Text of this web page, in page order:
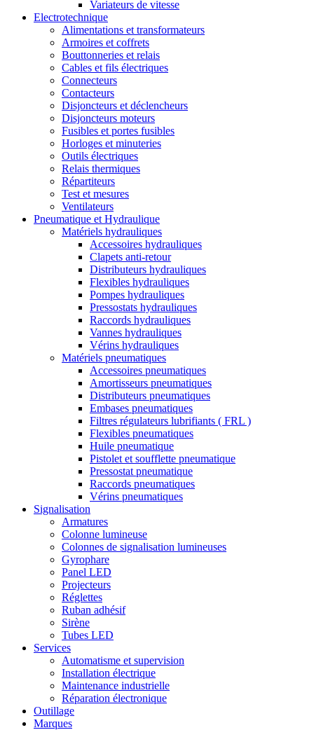
Variateurs de vitesse
Electrotechnique
Alimentations et transformateurs
Armoires et coffrets
Bouttonneries et relais
Cables et fils électriques
Connecteurs
Contacteurs
Disjoncteurs et déclencheurs
Disjoncteurs moteurs
Fusibles et portes fusibles
Horloges et minuteries
Outils électriques
Relais thermiques
Répartiteurs
Test et mesures
Ventilateurs
Pneumatique et Hydraulique
Matériels hydrauliques
Accessoires hydrauliques
Clapets anti-retour
Distributeurs hydrauliques
Flexibles hydrauliques
Pompes hydrauliques
Pressostats hydrauliques
Raccords hydrauliques
Vannes hydrauliques
Vérins hydrauliques
Matériels pneumatiques
Accessoires pneumatiques
Amortisseurs pneumatiques
Distributeurs pneumatiques
Embases pneumatiques
Filtres régulateurs lubrifiants ( FRL )
Flexibles pneumatiques
Huile pneumatique
Pistolet et soufflette pneumatique
Pressostat pneumatique
Raccords pneumatiques
Vérins pneumatiques
Signalisation
Armatures
Colonne lumineuse
Colonnes de signalisation lumineuses
Gyrophare
Panel LED
Projecteurs
Réglettes
Ruban adhésif
Sirène
Tubes LED
Services
Automatisme et supervision
Installation électrique
Maintenance industrielle
Réparation électronique
Outillage
Marques